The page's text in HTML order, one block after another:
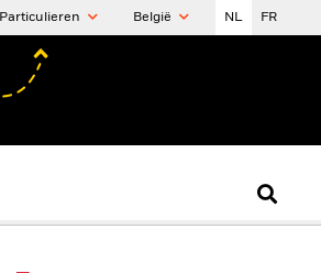
Particulieren België NL FR